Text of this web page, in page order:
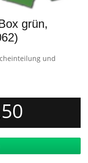
grün,
und